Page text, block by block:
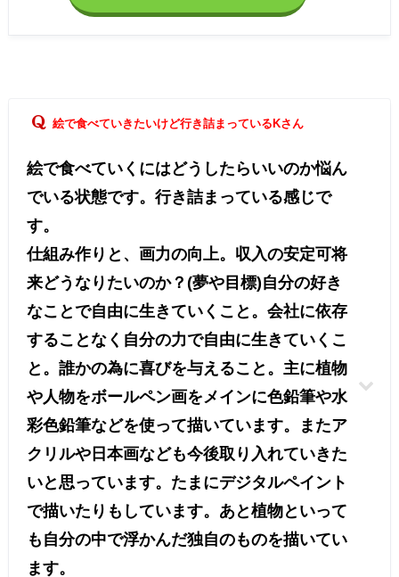
絵で食べていきたいけど行き詰まっているKさん
絵で食べていくにはどうしたらいいのか悩ん
でいる状態です。行き詰まっている感じで
す。
仕組み作りと、画力の向上。収入の安定可将
来どうなりたいのか？(夢や目標)自分の好き
なことで自由に生きていくこと。会社に依存
することなく自分の力で自由に生きていくこ
と。誰かの為に喜びを与えること。主に植物
や人物をボールペン画をメインに色鉛筆や水
彩色鉛筆などを使って描いています。またア
クリルや日本画なども今後取り入れていきた
いと思っています。たまにデジタルペイント
で描いたりもしています。あと植物といって
も自分の中で浮かんだ独自のものを描いてい
ます。